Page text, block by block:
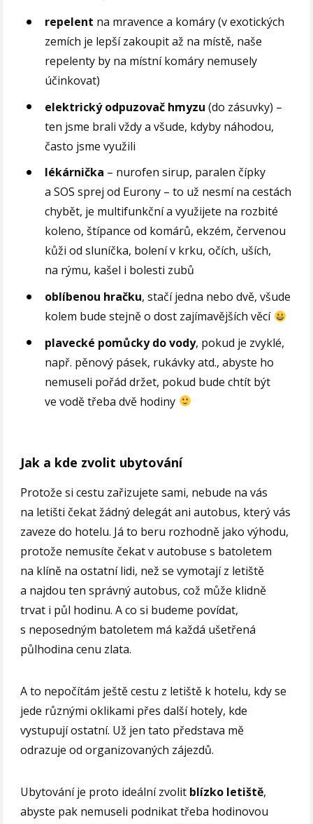
repelent na mravence a komáry (v exotických
zemích je lepší zakoupit až na místě, naše
repelenty by na místní komáry nemusely
účinkovat)
elektrický odpuzovač hmyzu (do zásuvky) –
ten jsme brali vždy a všude, kdyby náhodou,
často jsme využili
lékárnička – nurofen sirup, paralen čípky
a SOS sprej od Eurony – to už nesmí na cestách
chybět, je multifunkční a využijete na rozbité
koleno, štípance od komárů, ekzém, červenou
kůži od sluníčka, bolení v krku, očích, uších,
na rýmu, kašel i bolesti zubů
oblíbenou hračku, stačí jedna nebo dvě, všude
kolem bude stejně o dost zajímavějších věcí
plavecké pomůcky do vody, pokud je zvyklé,
např. pěnový pásek, rukávky atd., abyste ho
nemuseli pořád držet, pokud bude chtít být
ve vodě třeba dvě hodiny
Jak a kde zvolit ubytování
Protože si cestu zařizujete sami, nebude na vás
na letišti čekat žádný delegát ani autobus, který vás
zaveze do hotelu. Já to beru rozhodně jako výhodu,
protože nemusíte čekat v autobuse s batoletem
na klíně na ostatní lidi, než se vymotají z letiště
a najdou ten správný autobus, což může klidně
trvat i půl hodinu. A co si budeme povídat,
s neposedným batoletem má každá ušetřená
půlhodina cenu zlata.
A to nepočítám ještě cestu z letiště k hotelu, kdy se
jede různými oklikami přes další hotely, kde
vystupují ostatní. Už jen tato představa mě
odrazuje od organizovaných zájezdů.
Ubytování je proto ideální zvolit blízko letiště,
abyste pak nemuseli podnikat třeba hodinovou